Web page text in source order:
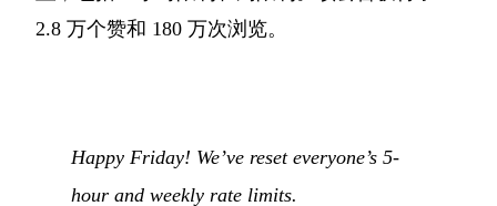
2.8 万个赞和 180 万次浏览。
Happy Friday! We’ve reset everyone’s 5-
hour and weekly rate limits.